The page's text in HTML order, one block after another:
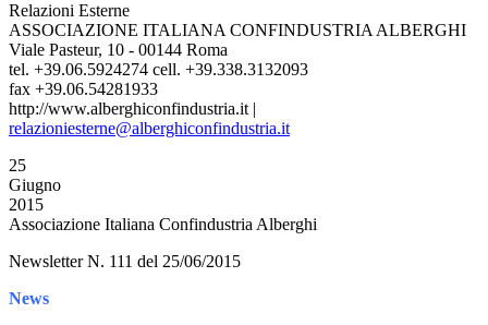
Relazioni Esterne
ASSOCIAZIONE ITALIANA CONFINDUSTRIA ALBERGHI
Viale Pasteur, 10 - 00144 Roma
tel. +39.06.5924274 cell. +39.338.3132093
fax +39.06.54281933
http://www.alberghiconfindustria.it |
relazioniesterne@alberghiconfindustria.it
25
Giugno
2015
Associazione Italiana Confindustria Alberghi
Newsletter N. 111 del 25/06/2015
News